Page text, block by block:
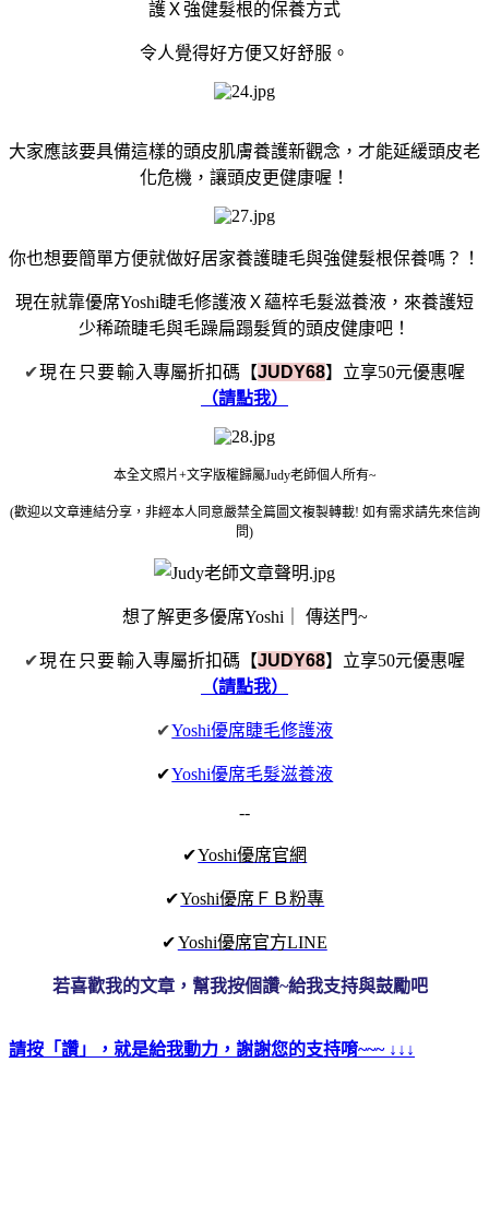
護Ｘ強健髮根的保養方式
令人覺得好方便又好舒服。
大家應該要具備這樣的頭皮肌膚養護新觀念，才能延緩頭皮老
化危機，讓頭皮更健康喔！
你也想要簡單方便就做好居家養護睫毛與強健髮根保養嗎？！
現在就靠優席Yoshi睫毛修護液Ｘ蘊椊毛髮滋養液，來養護短
少稀疏睫毛與毛躁扁蹋髮質的頭皮健康吧！
✔現在只要輸 入專屬折扣碼【JUDY68】立享50元優惠喔
（請點我）
本全文照片+文字版權歸屬Judy老師個人所有~
(歡迎以文章連結分享，非經本人同意嚴禁全篇圖文複製轉載! 如有需求請先來信詢
問)
想了解更多優席Yoshi｜ 傳送門~
✔現在只要輸 入專屬折扣碼【JUDY68】立享50元優惠喔
（請點我）
✔Yoshi優席睫毛修護液
✔Yoshi優席毛髮滋養液
--
✔Yoshi優席官網
✔Yoshi優席ＦＢ粉專
✔Yoshi優席官方LINE
若喜歡我的文章，幫我按個讚~給我支持與鼓勵吧
請按「讚」，就是給我動力，謝謝您的支持唷~~~ ↓↓↓